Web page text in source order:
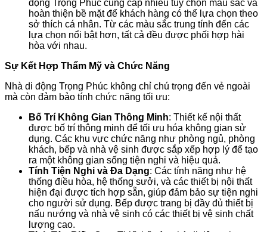
động Trọng Phúc cung cấp nhiều tùy chọn màu sắc và
hoàn thiện bề mặt để khách hàng có thể lựa chọn theo
sở thích cá nhân. Từ các màu sắc trung tính đến các
lựa chọn nổi bật hơn, tất cả đều được phối hợp hài
hòa với nhau.
Sự Kết Hợp Thẩm Mỹ và Chức Năng
Nhà di động Trọng Phúc không chỉ chú trọng đến vẻ ngoài
mà còn đảm bảo tính chức năng tối ưu:
Bố Trí Không Gian Thông Minh: Thiết kế nội thất
được bố trí thông minh để tối ưu hóa không gian sử
dụng. Các khu vực chức năng như phòng ngủ, phòng
khách, bếp và nhà vệ sinh được sắp xếp hợp lý để tạo
ra một không gian sống tiện nghi và hiệu quả.
Tính Tiện Nghi và Đa Dạng: Các tính năng như hệ
thống điều hòa, hệ thống sưởi, và các thiết bị nội thất
hiện đại được tích hợp sẵn, giúp đảm bảo sự tiện nghi
cho người sử dụng. Bếp được trang bị đầy đủ thiết bị
nấu nướng và nhà vệ sinh có các thiết bị vệ sinh chất
lượng cao.